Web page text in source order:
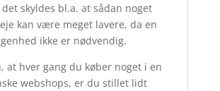
skyldes bl.a. at sådan noget
kan være meget lavere, da en
ikke er nødvendig.
at hver gang du køber noget i en
webshops, er du stillet lidt